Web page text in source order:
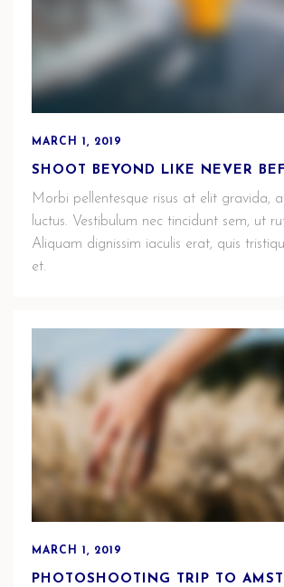
MARCH 1, 2019
SHOOT BEYOND LIKE NEVER
Morbi pellentesque risus at elit gravida,
luctus. Vestibulum nec tincidunt sem, ut
Aliquam dignissim iaculis erat, quis
et.
MARCH 1, 2019
PHOTOSHOOTING TRIP TO